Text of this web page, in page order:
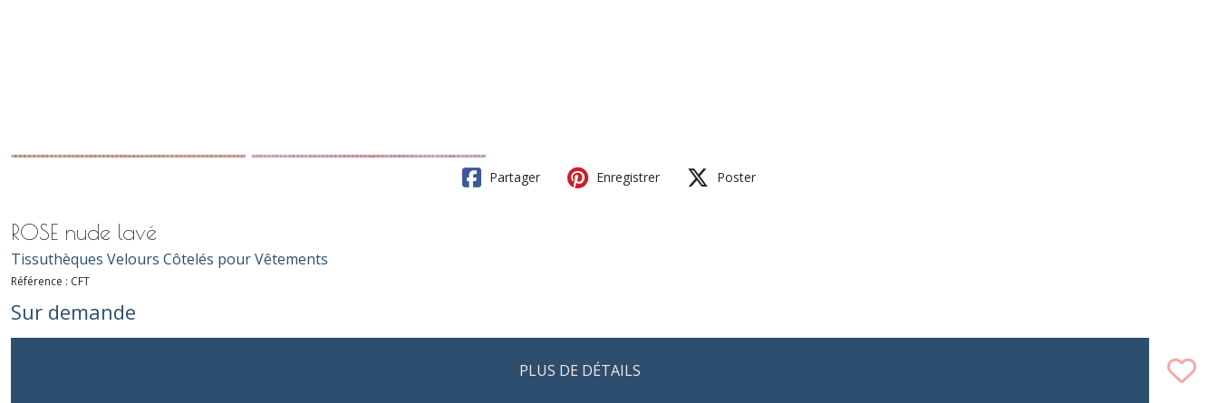
Partager Enregistrer Poster
ROSE nude lavé
Tissuthèques Velours Côtelés pour Vêtements
Référence : CFT
Sur demande
PLUS DE DÉTAILS